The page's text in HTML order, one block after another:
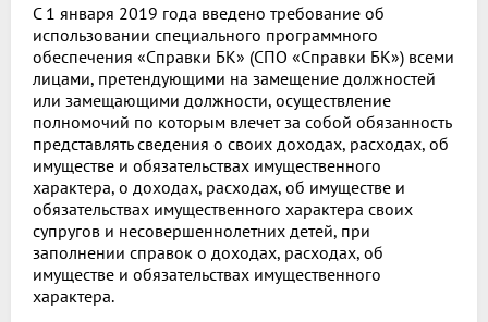
С 1 января 2019 года введено требование об
использовании специального программного
обеспечения «Справки БК» (СПО «Справки БК») всеми
лицами, претендующими на замещение должностей
или замещающими должности, осуществление
полномочий по которым влечет за собой обязанность
представлять сведения о своих доходах, расходах, об
имуществе и обязательствах имущественного
характера, о доходах, расходах, об имуществе и
обязательствах имущественного характера своих
супругов и несовершеннолетних детей, при
заполнении справок о доходах, расходах, об
имуществе и обязательствах имущественного
характера.